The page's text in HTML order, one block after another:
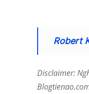
Robert
Disclaimer: